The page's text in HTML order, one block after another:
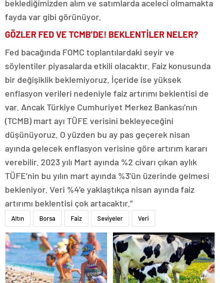
beklediğimizden alım ve satımlarda aceleci olmamakta
fayda var gibi görünüyor.
GÖZLER FED VE TCMB’DE! BEKLENTİLER NELER?
Fed bacağında FOMC toplantılardaki seyir ve
söylentiler piyasalarda etkili olacaktır. Faiz konusunda
bir değişiklik beklemiyoruz. İçeride ise yüksek
enflasyon verileri nedeniyle faiz artırımı beklentisi de
var. Ancak Türkiye Cumhuriyet Merkez Bankası’nın
(TCMB) mart ayı TÜFE verisini bekleyeceğini
düşünüyoruz. O yüzden bu ay pas geçerek nisan
ayında gelecek enflasyon verisine göre artırım kararı
verebilir. 2023 yılı Mart ayında %2 civarı çıkan aylık
TÜFE’nin bu yılın mart ayında %3’ün üzerinde gelmesi
bekleniyor. Veri %4’e yaklaştıkça nisan ayında faiz
artırımı beklentisi çok artacaktır.”
Altın Borsa Faiz Seviyeler Veri